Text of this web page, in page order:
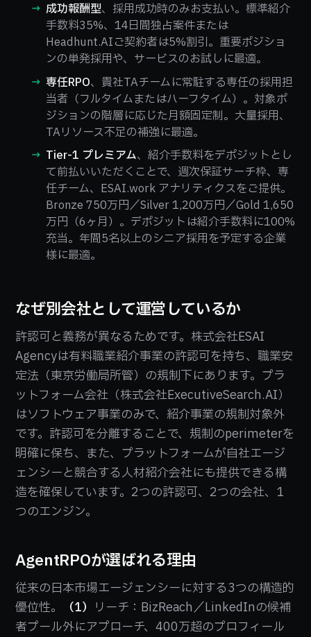
成功報酬型、採用成功時のみお支払い。標準紹介
手数料35%、14日間独占案件または
Headhunt.AIご契約者は5%割引。重要ポジショ
ンの単発採用や、サービスのお試しに最適。
専任RPO、貴社TAチームに常駐する専任の採用担
当者（フルタイムまたはハーフタイム）。対象ポ
ジションの階層に応じた月額固定制。大量採用、
TAリソース不足の補強に最適。
Tier-1 プレミアム、紹介手数料をデポジットとし
て前払いいただくことで、週次保証サーチ枠、専
任チーム、ESAI.work アナリティクスをご提供。
Bronze 750万円／Silver 1,200万円／Gold 1,650
万円（6ヶ月）。デポジットは紹介手数料に100%
充当。年間5名以上のシニア採用を予定する企業
様に最適。
なぜ別会社として運営しているか
許認可と義務が異なるためです。株式会社ESAI
Agencyは有料職業紹介事業の許認可を持ち、職業安
定法（東京労働局所管）の規制下にあります。プラ
ットフォーム会社（株式会社ExecutiveSearch.AI）
はソフトウェア事業のみで、紹介事業の規制対象外
です。許認可を分離することで、規制のperimeterを
明確に保ち、また、プラットフォームが自社エージ
ェンシーと競合する人材紹介会社にも提供できる構
造を確保しています。2つの許認可、2つの会社、1
つのエンジン。
AgentRPOが選ばれる理由
従来の日本市場エージェンシーに対する3つの構造的
優位性。
（1） リーチ：BizReach／LinkedInの候補
者プール外にアプローチ、400万超のプロフィール